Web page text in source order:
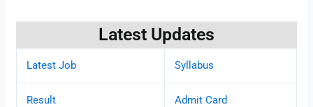
Latest Updates
Latest Job Syllabus
Result Admit Card